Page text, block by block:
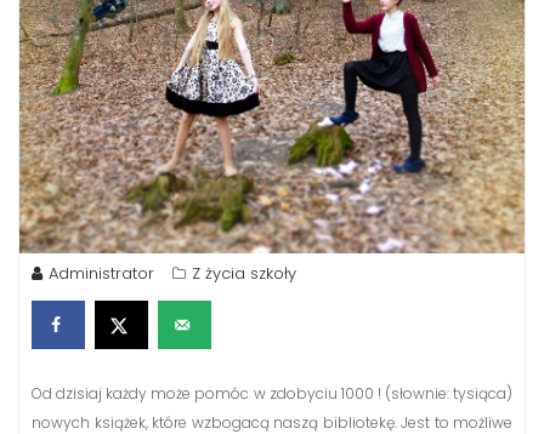
Administrator Z życia szkoły
Od dzisiaj każdy może pomóc w zdobyciu 1000 ! (słownie: tysiąca)
nowych książek, które wzbogacą naszą bibliotekę. Jest to możliwe